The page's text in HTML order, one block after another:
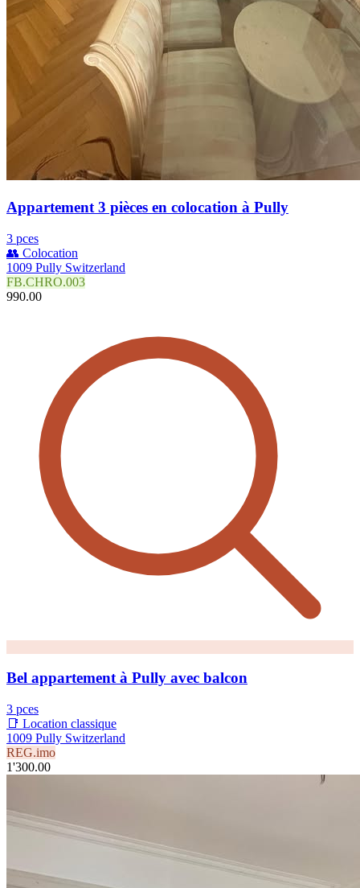
Appartement 3 pièces en colocation à Pully
3 pces
👥 Colocation
1009 Pully Switzerland
FB.CHRO.003
990.00
Bel appartement à Pully avec balcon
3 pces
📑 Location classique
1009 Pully Switzerland
REG.imo
1'300.00